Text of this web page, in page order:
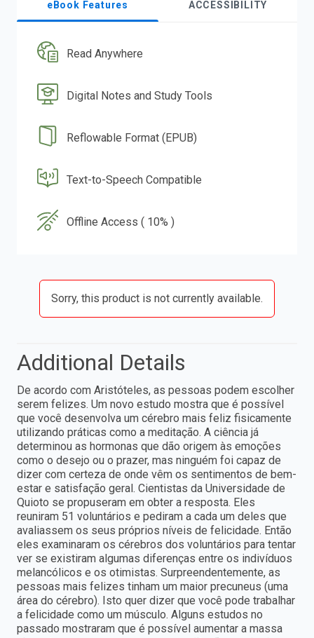
eBook Features ACCESSIBILITY
Read Anywhere
Digital Notes and Study Tools
Reflowable Format (EPUB)
Text-to-Speech Compatible
Offline Access ( 10% )
Sorry, this product is not currently available.
Additional Details
De acordo com Aristóteles, as pessoas podem escolher
serem felizes. Um novo estudo mostra que é possível
que você desenvolva um cérebro mais feliz fisicamente
utilizando práticas como a meditação. A ciência já
determinou as hormonas que dão origem às emoções
como o desejo ou o prazer, mas ninguém foi capaz de
dizer com certeza de onde vêm os sentimentos de bem-
estar e satisfação geral. Cientistas da Universidade de
Quioto se propuseram em obter a resposta. Eles
reuniram 51 voluntários e pediram a cada um deles que
avaliassem os seus próprios níveis de felicidade. Então
eles examinaram os cérebros dos voluntários para tentar
ver se existiram algumas diferenças entre os indivíduos
melancólicos e os otimistas. Surpreendentemente, as
pessoas mais felizes tinham um maior precuneus (uma
área do cérebro). Isto quer dizer que você pode trabalhar
a felicidade como um músculo. Alguns estudos no
passado mostraram que é possível aumentar a massa